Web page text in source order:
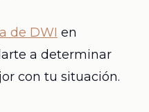
de DWI en
a determinar
con tu situación.